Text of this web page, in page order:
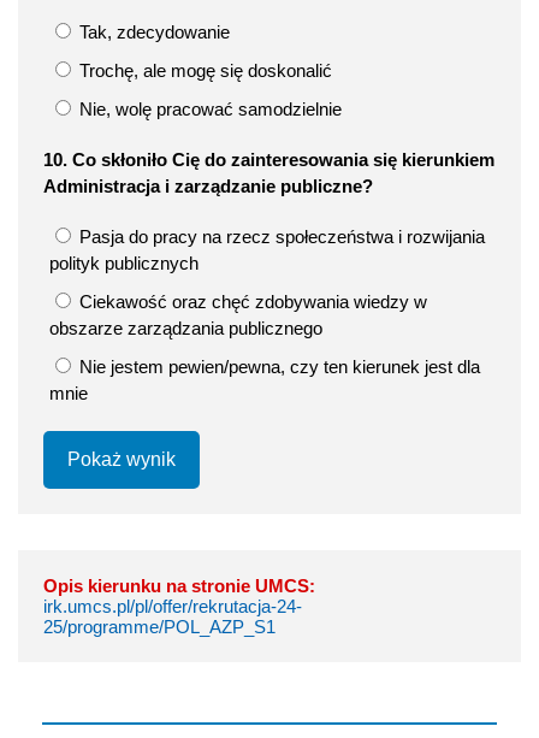
Tak, zdecydowanie
Trochę, ale mogę się doskonalić
Nie, wolę pracować samodzielnie
10. Co skłoniło Cię do zainteresowania się kierunkiem
Administracja i zarządzanie publiczne?
Pasja do pracy na rzecz społeczeństwa i rozwijania
polityk publicznych
Ciekawość oraz chęć zdobywania wiedzy w
obszarze zarządzania publicznego
Nie jestem pewien/pewna, czy ten kierunek jest dla
mnie
Pokaż wynik
Opis kierunku na stronie UMCS:
irk.umcs.pl/pl/offer/rekrutacja-24-
25/programme/POL_AZP_S1